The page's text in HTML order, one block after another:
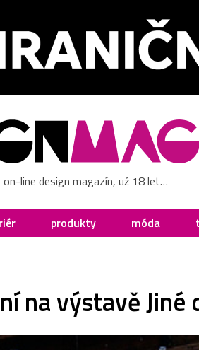
on-line design magazín, už 18 let…
produkty móda
na výstavě Jiné